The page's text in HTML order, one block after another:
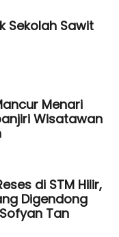
Sekolah Sawit
Menari
Wisatawan
di STM Hilir,
Digendong
Tan